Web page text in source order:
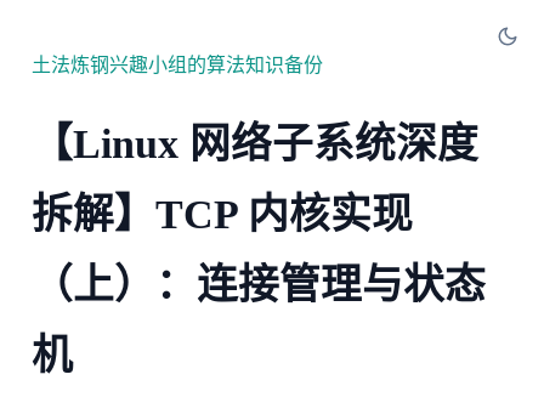
土法炼钢兴趣小组的算法知识备份
【Linux 网络子系统深度
拆解】TCP 内核实现
（上）：连接管理与状态
机